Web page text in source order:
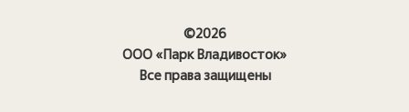
©2026
ООО «Парк Владивосток»
Все права защищены